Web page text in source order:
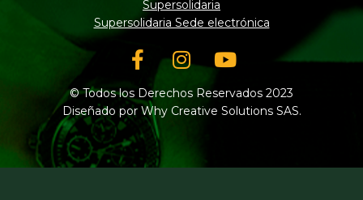
Supersolidaria
Supersolidaria Sede electrónica
Facebook-
f
Instagram
Youtube
© Todos los Derechos Reservados 2023
Diseñado por Why Creative Solutions SAS.